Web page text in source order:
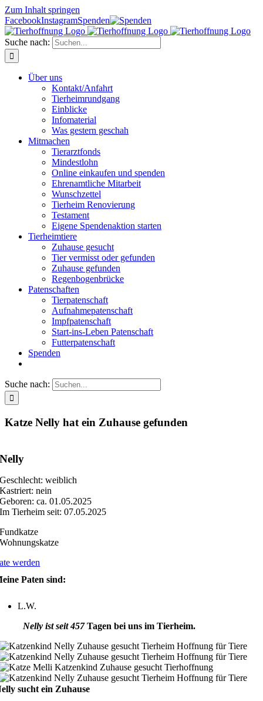
Zum Inhalt springen
FacebookInstagramSpenden
Suche nach:
Über uns
Kontakt/Anfahrt
Tierheimrundgang
Einblicke
Infomaterial
Was gestern geschah
Mitmachen
Tierarztfonds
Mindestlohn
Online einkaufen und spenden
Ehrenamtliche Mitarbeit
Wunschzettel
Tierheim Renovierung
Testament
Eigene Spendenaktion starten
Tierheimtiere
Zuhause gesucht
Tier vermisst oder gefunden
Zuhause gefunden
Regenbogenbrücke
Patenschaften
Tierpatenschaft
Aufnahmepatenschaft
Impfpatenschaft
Start-ins-Leben Patenschaft
Futterpatenschaft
Spenden
Suche nach:
Katze Nelly hat ein Zuhause gefunden
Nelly
Geschlecht: weiblich
Kastriert: nein
Geboren: ca. 01.05.2025
Im Tierheim seit: 07.05.2025
Fundkatze
Wohnungskatze
werden
Paten sind:
L.W.
Nelly ist seit 457Tagen bei uns im Tierheim.
sucht ein Zuhause